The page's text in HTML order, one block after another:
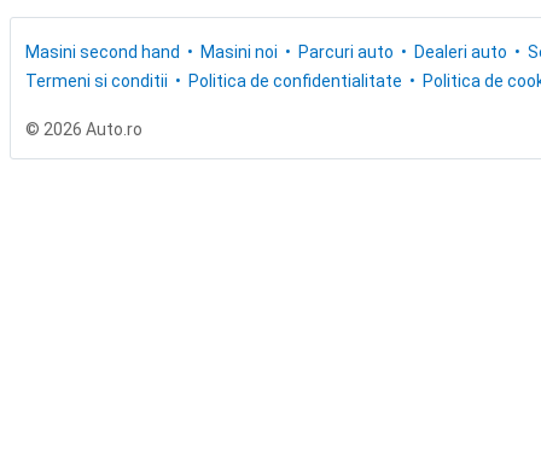
Masini second hand Masini noi Parcuri auto Dealeri auto
Termeni si conditii
Politica de confidentialitate Politica de
© 2026 Auto.ro